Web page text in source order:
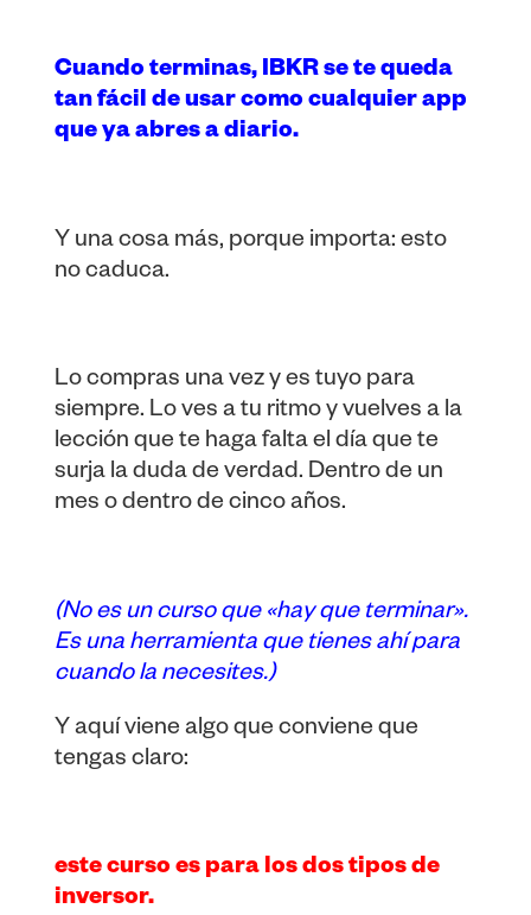
Cuando terminas, IBKR se te queda
tan fácil de usar como cualquier app
que ya abres a diario.
Y una cosa más, porque importa: esto
no caduca.
Lo compras una vez y es tuyo para
siempre. Lo ves a tu ritmo y vuelves a la
lección que te haga falta el día que te
surja la duda de verdad. Dentro de un
mes o dentro de cinco años.
(No es un curso que «hay que terminar».
Es una herramienta que tienes ahí para
cuando la necesites.)
Y aquí viene algo que conviene que
tengas claro:
este curso es para los dos tipos de
inversor.